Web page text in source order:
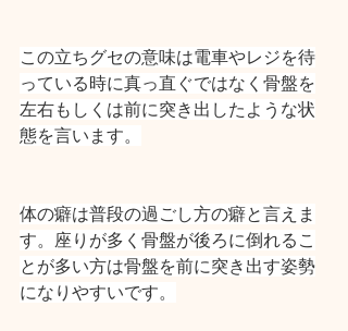
この立ちグセの意味は電車やレジを待
っている時に真っ直ぐではなく骨盤を
左右もしくは前に突き出したような状
態を言います。
体の癖は普段の過ごし方の癖と言えま
す。座りが多く骨盤が後ろに倒れるこ
とが多い方は骨盤を前に突き出す姿勢
になりやすいです。